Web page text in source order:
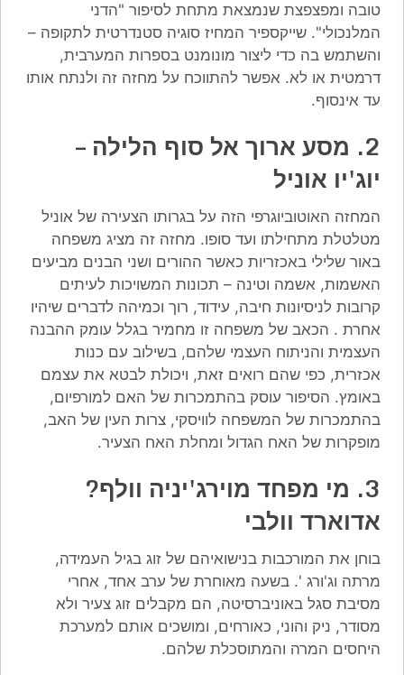
טובה ומפצפצת שנמצאת מתחת לסיפור "הדני
המלנכולי". שייקספיר המחיז סוגיה סטנדרטית לתקופה –
והשתמש בה כדי ליצור מונומנט בספרות המערבית,
דרמטית או לא. אפשר להתווכח על מחזה זה ולנתח אותו
עד אינסוף.
2. מסע ארוך אל סוף הלילה –
יוג'יו אוניל
המחזה האוטוביוגרפי הזה על בגרותו הצעירה של אוניל
מטלטלת מתחילתו ועד סופו. מחזה זה מציג משפחה
באור שלילי באכזריות כאשר ההורים ושני הבנים מביעים
האשמות, אשמה וטינה – תכונות המשויכות לעיתים
קרובות לניסיונות חיבה, עידוד, רוך וכמיהה לדברים שיהיו
אחרת . הכאב של משפחה זו מחמיר בגלל עומק ההבנה
העצמית והניתוח העצמי שלהם, בשילוב עם כנות
אכזרית, כפי שהם רואים זאת, ויכולת לבטא את עצמם
באומץ. הסיפור עוסק בהתמכרות של האם למורפיום,
בהתמכרות של המשפחה לוויסקי, צרות העין של האב,
מופקרות של האח הגדול ומחלת האח הצעיר.
3. מי מפחד מוירג'יניה וולף?
אדוארד וולבי
בוחן את המורכבות בנישואיהם של זוג בגיל העמידה,
מרתה וג'ורג '. בשעה מאוחרת של ערב אחד, אחרי
מסיבת סגל באוניברסיטה, הם מקבלים זוג צעיר ולא
מסודר, ניק והוני, כאורחים, ומושכים אותם למערכת
היחסים המרה והמתוסכלת שלהם.